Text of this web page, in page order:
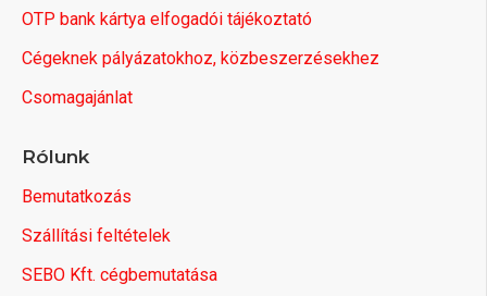
OTP bank kártya elfogadói tájékoztató
Cégeknek pályázatokhoz, közbeszerzésekhez
Csomagajánlat
Rólunk
Bemutatkozás
Szállítási feltételek
SEBO Kft. cégbemutatása